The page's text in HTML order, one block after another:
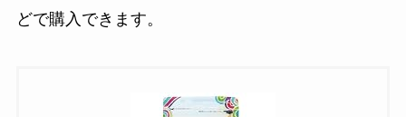
どで購入できます。